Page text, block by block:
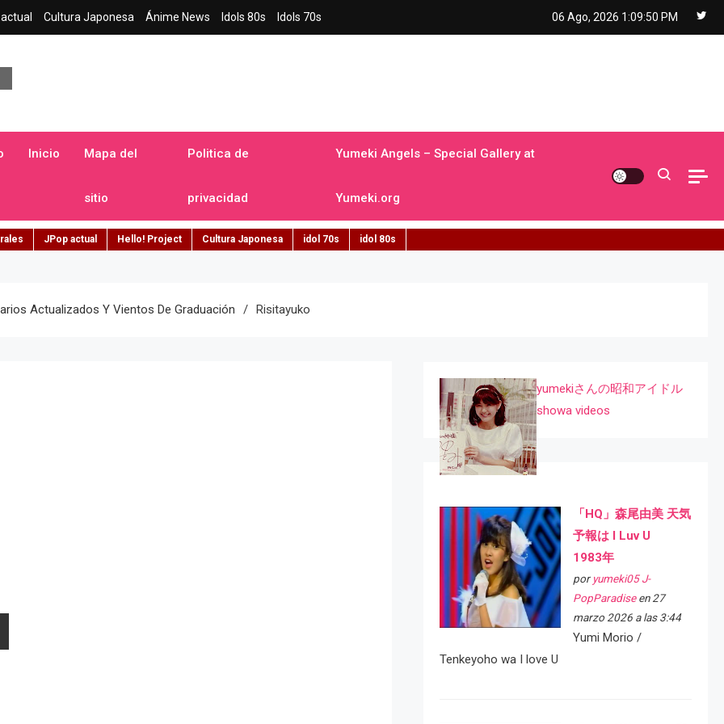
Cultura Japonesa Ánime News Idols 80s Idols 70s 06 Ago, 2026 1:09:51 PM
Inicio Mapa del
sitio
Politica de
privacidad
Yumeki Angels – Special Gallery at
Yumeki.org
JPop actual Hello! Project Cultura Japonesa idol 70s idol 80s
Actualizados Y Vientos De Graduación Risitayuko
yumekiさんの昭和アイドル
showa videos
「HQ」森尾由美 天気
予報は I Luv U
1983年
por yumeki05 J-
PopParadiseen 27
marzo 2026 a las 3:44
Yumi Morio /
Tenkeyoho wa I love U